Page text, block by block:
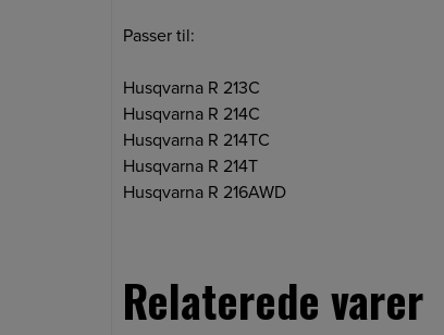
Passer til:
Husqvarna R 213C
Husqvarna R 214C
Husqvarna R 214TC
Husqvarna R 214T
Husqvarna R 216AWD
Relaterede varer